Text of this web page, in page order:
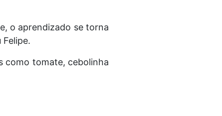
o aprendizado se torna
Felipe.
como tomate, cebolinha